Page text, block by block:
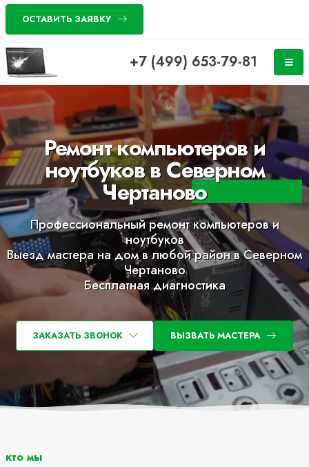
ОСТАВИТЬ ЗАЯВКУ
+7 (499) 653-79-81
Ремонт компьютеров и
ноутбуков в Северном
Чертаново
Профессиональный ремонт компьютеров и
ноутбуков
Выезд мастера на дом в любой район в Северном
Чертаново
Бесплатная диагностика
ЗАКАЗАТЬ ЗВОНОК ВЫЗВАТЬ МАСТЕРА
кто мы